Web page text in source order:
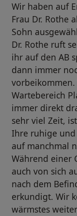
Wir haben auf
Frau Dr. Rothe
Sohn
Dr. Rothe ruft
ihr auf den AB
dann immer
Wartebereich
immer direkt
sehr viel Zeit,
Ihre ruhige
auf manchmal
Während einer
auch von sich
nach dem
erkundigt. Wir
wärmstes